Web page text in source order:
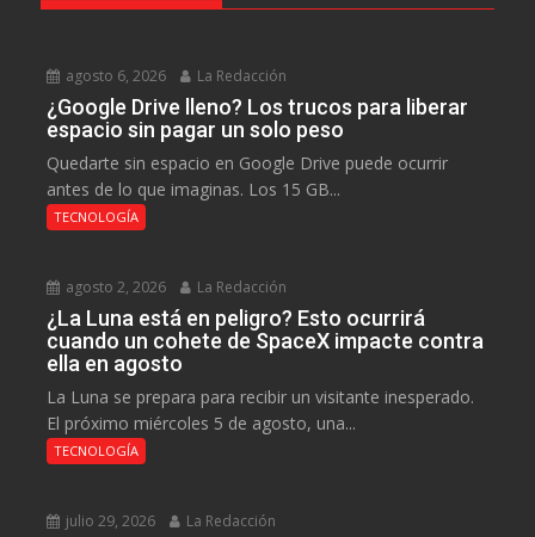
agosto 6, 2026 La Redacción
¿Google Drive lleno? Los trucos para liberar
espacio sin pagar un solo peso
Quedarte sin espacio en Google Drive puede ocurrir
antes de lo que imaginas. Los 15 GB...
TECNOLOGÍA
agosto 2, 2026 La Redacción
¿La Luna está en peligro? Esto ocurrirá
cuando un cohete de SpaceX impacte contra
ella en agosto
La Luna se prepara para recibir un visitante inesperado.
El próximo miércoles 5 de agosto, una...
TECNOLOGÍA
julio 29, 2026 La Redacción